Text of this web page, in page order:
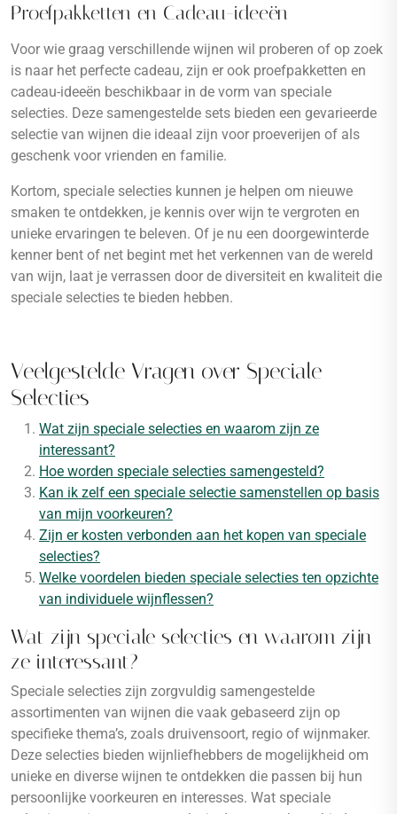
Proefpakketten en Cadeau-ideeën
Voor wie graag verschillende wijnen wil proberen of op zoek
is naar het perfecte cadeau, zijn er ook proefpakketten en
cadeau-ideeën beschikbaar in de vorm van speciale
selecties. Deze samengestelde sets bieden een gevarieerde
selectie van wijnen die ideaal zijn voor proeverijen of als
geschenk voor vrienden en familie.
Kortom, speciale selecties kunnen je helpen om nieuwe
smaken te ontdekken, je kennis over wijn te vergroten en
unieke ervaringen te beleven. Of je nu een doorgewinterde
kenner bent of net begint met het verkennen van de wereld
van wijn, laat je verrassen door de diversiteit en kwaliteit die
speciale selecties te bieden hebben.
Veelgestelde Vragen over Speciale
Selecties
Wat zijn speciale selecties en waarom zijn ze
interessant?
Hoe worden speciale selecties samengesteld?
Kan ik zelf een speciale selectie samenstellen op basis
van mijn voorkeuren?
Zijn er kosten verbonden aan het kopen van speciale
selecties?
Welke voordelen bieden speciale selecties ten opzichte
van individuele wijnflessen?
Wat zijn speciale selecties en waarom zijn
ze interessant?
Speciale selecties zijn zorgvuldig samengestelde
assortimenten van wijnen die vaak gebaseerd zijn op
specifieke thema’s, zoals druivensoort, regio of wijnmaker.
Deze selecties bieden wijnliefhebbers de mogelijkheid om
unieke en diverse wijnen te ontdekken die passen bij hun
persoonlijke voorkeuren en interesses. Wat speciale